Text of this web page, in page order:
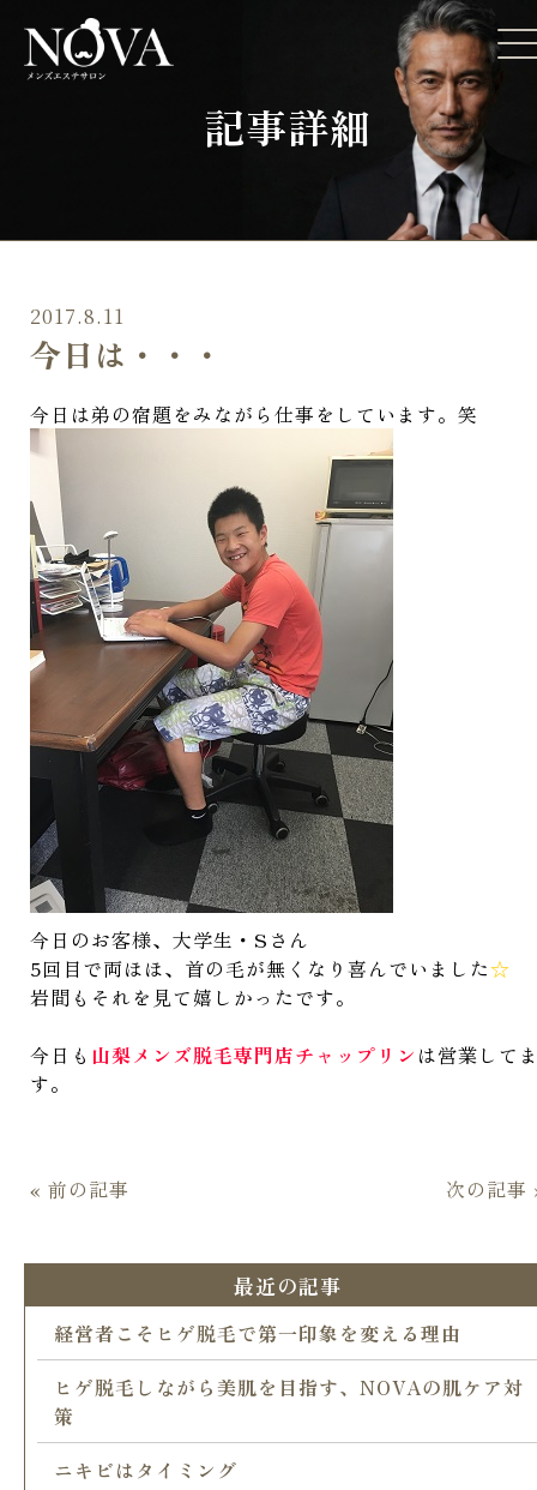
記事詳細
2017.8.11
今日は・・・
今日は弟の宿題をみながら仕事をしています。笑
今日のお客様、大学生・Sさん
5回目で両ほほ、首の毛が無くなり喜んでいました☆
岩間もそれを見て嬉しかったです。
今日も 山梨メンズ脱毛専門店チャップリン は営業して
す。
« 前の記事 次の記事
最近の記事
経営者こそヒゲ脱毛で第一印象を変える理由
ヒゲ脱毛しながら美肌を目指す、NOVAの肌ケア対
策
ニキビはタイミング